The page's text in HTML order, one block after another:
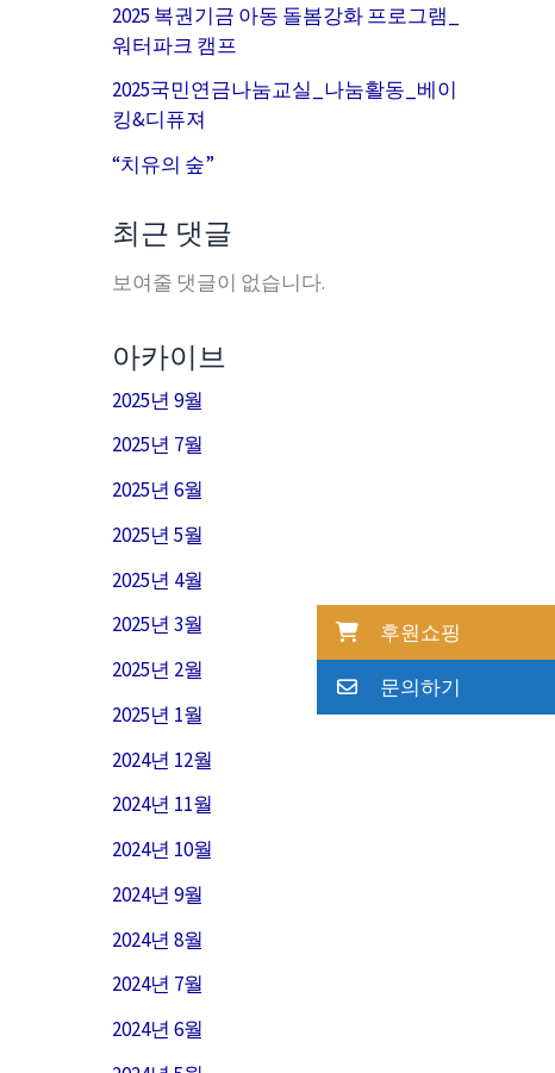
2025 복권기금 아동 돌봄강화 프로그램_
워터파크 캠프
2025국민연금나눔교실_나눔활동_베이
킹&디퓨져
“치유의 숲”
최근 댓글
보여줄 댓글이 없습니다.
아카이브
2025년 9월
2025년 7월
2025년 6월
2025년 5월
2025년 4월
2025년 3월
2025년 2월
2025년 1월
2024년 12월
2024년 11월
2024년 10월
2024년 9월
2024년 8월
2024년 7월
2024년 6월
후원쇼핑
문의하기